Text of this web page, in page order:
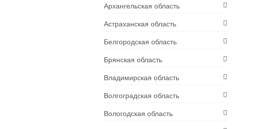
Архангельская область
Астраханская область
Белгородская область
Брянская область
Владимирская область
Волгоградская область
Вологодская область